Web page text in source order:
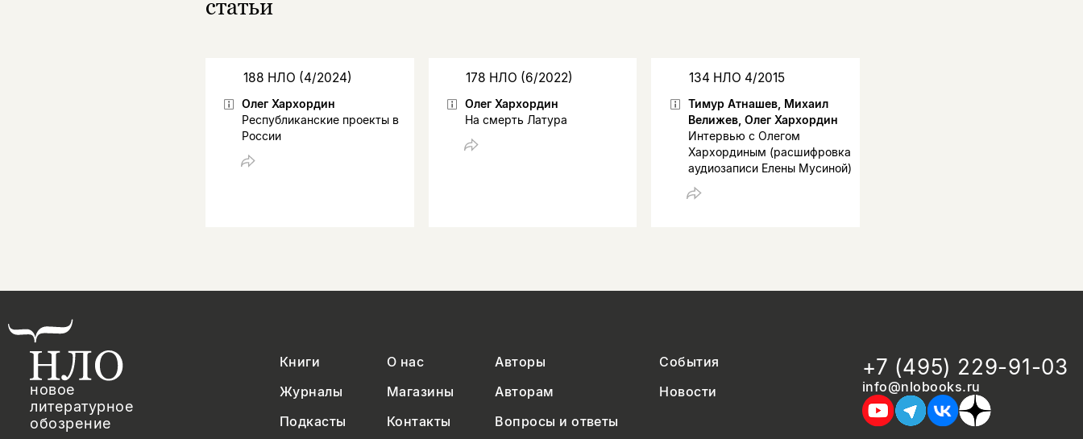
статьи
188 НЛО (4/2024)
Олег Хархордин
Республиканские проекты в
России
178 НЛО (6/2022)
Олег Хархордин
На смерть Латура
134 НЛО 4/2015
Тимур Атнашев, Михаил
Велижев, Олег Хархордин
Интервью с Олегом
Хархординым (расшифровка
аудиозаписи Елены Мусиной)
новое
литературное
обозрение
Книги О нас Авторы
События
Журналы
Магазины Авторам
Новости
Подкасты
Контакты Вопросы и ответы
+7 (495) 229-91-03
info@nlobooks.ru